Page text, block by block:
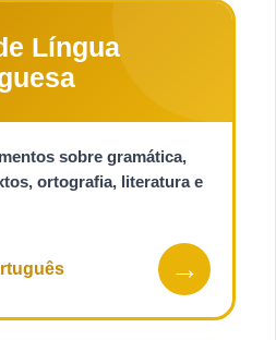
Língua
sobre gramática,
ortografia, literatura e
→